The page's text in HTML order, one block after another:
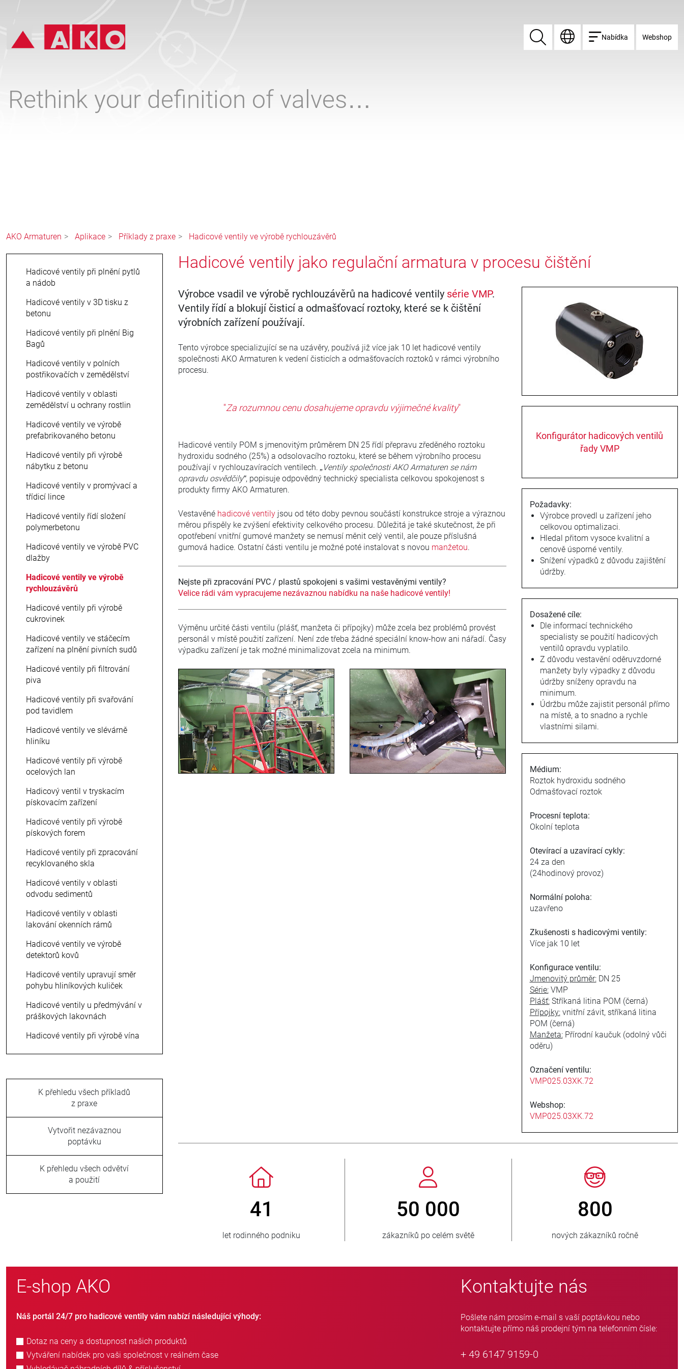
Vyhledat
Vyhledat Nabídka Webshop
Rethink your definition of valves…
AKO Armaturen Aplikace Příklady z praxe Hadicové ventily ve výrobě rychlouzávěrů
Hadicové ventily při plnění pytlů
a nádob
Hadicové ventily v 3D tisku z
betonu
Hadicové ventily při plnění Big
Bagů
Hadicové ventily v polních
postřikovačích v zemědělství
Hadicové ventily v oblasti
zemědělství u ochrany rostlin
Hadicové ventily ve výrobě
prefabrikovaného betonu
Hadicové ventily při výrobě
nábytku z betonu
Hadicové ventily v promývací a
třídicí lince
Hadicové ventily řídí složení
polymerbetonu
Hadicové ventily ve výrobě PVC
dlažby
Hadicové ventily ve výrobě
rychlouzávěrů
Hadicové ventily při výrobě
cukrovinek
Hadicové ventily ve stáčecím
zařízení na plnění pivních sudů
Hadicové ventily při filtrování
piva
Hadicové ventily při svařování
pod tavidlem
Hadicové ventily ve slévárně
hliníku
Hadicové ventily při výrobě
ocelových lan
Hadicový ventil v tryskacím
pískovacím zařízení
Hadicové ventily při výrobě
pískových forem
Hadicové ventily při zpracování
recyklovaného skla
Hadicové ventily v oblasti
odvodu sedimentů
Hadicové ventily v oblasti
lakování okenních rámů
Hadicové ventily ve výrobě
detektorů kovů
Hadicové ventily upravují směr
pohybu hliníkových kuliček
Hadicové ventily u předmývání v
práškových lakovnách
Hadicové ventily při výrobě vína
K přehledu všech příkladů
z praxe
Vytvořit nezávaznou
poptávku
K přehledu všech odvětví
a použití
Hadicové ventily jako regulační armatura v procesu čištění
Výrobce vsadil ve výrobě rychlouzávěrů na hadicové ventily série VMP.
Ventily řídí a blokují čisticí a odmašťovací roztoky, které se k čištění
výrobních zařízení používají.
Tento výrobce specializující se na uzávěry, používá již více jak 10 let hadicové ventily
společnosti AKO Armaturen k vedení čisticích a odmašťovacích roztoků v rámci výrobního
procesu.
"Za rozumnou cenu dosahujeme opravdu výjimečné kvality"
Hadicové ventily POM s jmenovitým průměrem DN 25 řídí přepravu zředěného roztoku
hydroxidu sodného (25%) a odsolovacího roztoku, které se během výrobního procesu
používají v rychlouzavíracích ventilech. „Ventily společnosti AKO Armaturen se nám
opravdu osvědčily“, popisuje odpovědný technický specialista celkovou spokojenost s
produkty firmy AKO Armaturen.
Vestavěné hadicové ventilyjsou od této doby pevnou součástí konstrukce stroje a výraznou
měrou přispěly ke zvýšení efektivity celkového procesu. Důležitá je také skutečnost, že při
opotřebení vnitřní gumové manžety se nemusí měnit celý ventil, ale pouze příslušná
gumová hadice. Ostatní části ventilu je možné poté instalovat s novou manžetou.
Nejste při zpracování PVC / plastů spokojeni s vašimi vestavěnými ventily?
Velice rádi vám vypracujeme nezávaznou nabídku na naše hadicové ventily!
Výměnu určité části ventilu (plášť, manžeta či přípojky) může zcela bez problémů provést
personál v místě použití zařízení. Není zde třeba žádné speciální know-how ani nářadí. Časy
výpadku zařízení je tak možné minimalizovat zcela na minimum.
Konfigurátor hadicových ventilů
řady VMP
Požadavky:
Výrobce provedl u zařízení jeho
celkovou optimalizaci.
Hledal přitom vysoce kvalitní a
cenově úsporné ventily.
Snížení výpadků z důvodu zajištění
údržby.
Dosažené cíle:
Dle informací technického
specialisty se použití hadicových
ventilů opravdu vyplatilo.
Z důvodu vestavění oděruvzdorné
manžety byly výpadky z důvodu
údržby sníženy opravdu na
minimum.
Údržbu může zajistit personál přímo
na místě, a to snadno a rychle
vlastními silami.
Médium:
Roztok hydroxidu sodného
Odmašťovací roztok
Procesní teplota:
Okolní teplota
Otevírací a uzavírací cykly:
24 za den
(24hodinový provoz)
Normální poloha:
uzavřeno
Zkušenosti s hadicovými ventily:
Více jak 10 let
Konfigurace ventilu:
Jmenovitý průměr:DN 25
Série:VMP
Plášť:Stříkaná litina POM (černá)
Přípojky:vnitřní závit, stříkaná litina
POM (černá)
Manžeta:Přírodní kaučuk (odolný vůči
oděru)
Označení ventilu:
VMP025.03XK.72
Webshop:
VMP025.03XK.72
> 3 500 000
prodaných jednotek
150
zásobovaných zemí
> 15 000
variant hadicových ventilů
E-shop AKO
Náš portál 24/7 pro hadicové ventily vám nabízí následující výhody:
Dotaz na ceny a dostupnost našich produktů
Vytváření nabídek pro vaši společnost v reálném čase
Kontaktujte nás
Pošlete nám prosím e-mail s vaší poptávkou nebo
kontaktujte přímo náš prodejní tým na telefonním čísle:
+ 49 6147 9159-0